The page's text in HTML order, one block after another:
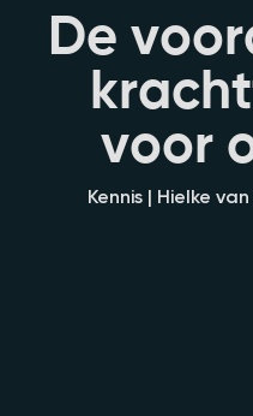
De voor
kracht
voor
Kennis | Hielke